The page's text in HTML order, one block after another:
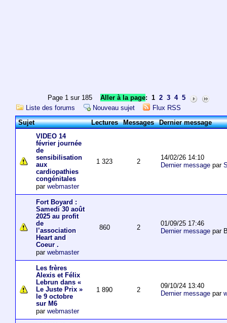
Page 1 sur 185Aller à la page: 1 2 3 4 5
Liste des forums
Nouveau sujet
Flux RSS
Sujet
Lectures Messages Dernier message
VIDEO 14
février journée
de
sensibilisation
aux
cardiopathies
congénitales
par webmaster
1 323 2
14/02/26 14:10
Dernier messagepar
Fort Boyard :
Samedi 30 août
2025 au profit
de
l’association
Heart and
Coeur .
par webmaster
860 2
01/09/25 17:46
Dernier messagepar
Les frères
Alexis et Félix
Lebrun dans «
Le Juste Prix »
le 9 octobre
sur M6
par webmaster
1 890 2
09/10/24 13:40
Dernier messagepar